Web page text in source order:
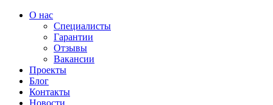
О нас
Специалисты
Гарантии
Отзывы
Вакансии
Проекты
Блог
Контакты
Новости